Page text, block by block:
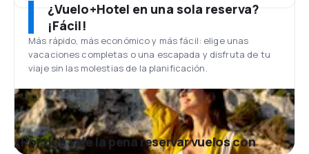
¿Vuelo+Hotel en una sola reserva?
¡Fácil!
Más rápido, más económico y más fácil: elige unas
vacaciones completas o una escapada y disfruta de tu
viaje sin las molestias de la planificación.
¿Por qué vale la pena reservar vuelos con